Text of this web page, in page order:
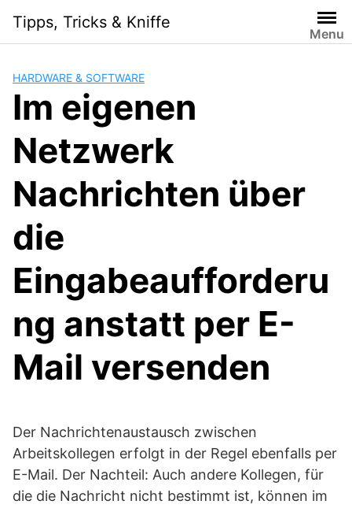
content
Tipps, Tricks & Kniffe
Menu
HARDWARE & SOFTWARE
Im eigenen
Netzwerk
Nachrichten über
die
Eingabeaufforderu
ng anstatt per E-
Mail versenden
Der Nachrichtenaustausch zwischen
Arbeitskollegen erfolgt in der Regel ebenfalls per
E-Mail. Der Nachteil: Auch andere Kollegen, für
die die Nachricht nicht bestimmt ist, können im